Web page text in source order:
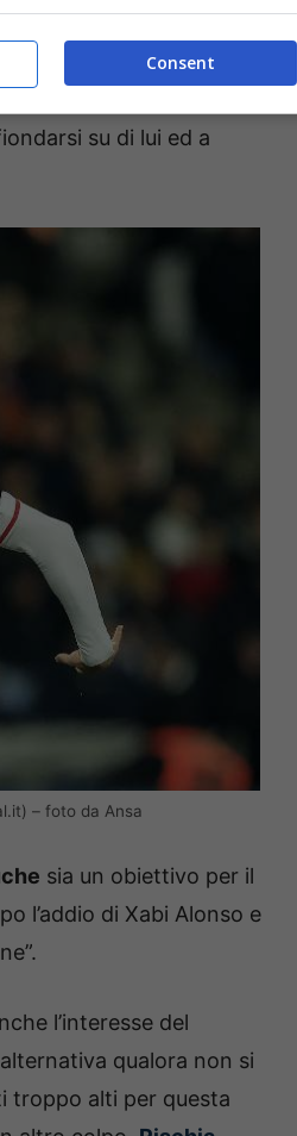
2002 delMonaco, club
da parte dei
estremamente
su di lui ed a
– foto da Ansa
sia un obiettivo per il
l’addio di Xabi Alonso e
l’interesse del
qualora non si
troppo alti per questa
Consent